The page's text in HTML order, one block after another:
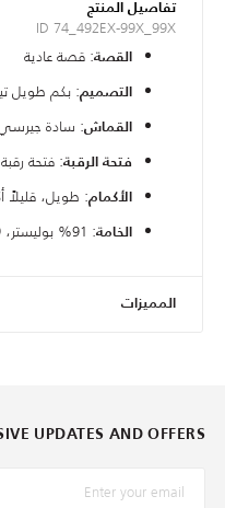
تفاصيل المنتج
ID 74_492EX-99X_99X
القصة: قصة عادية
التصميم: بكم طويل
القماش: سادة
فتحة الرقبة: فتحة
الأكمام: طويل، قليلاً
الخامة: 91% بوليستر، 9% إيلاستين
المميزات
UPDATES AND OFFERS!
*البريد الإلكترونيّ